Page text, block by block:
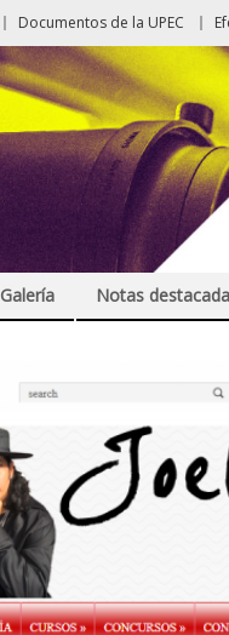
Documentos de la UPEC
Galería Notas